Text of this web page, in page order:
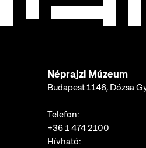
Néprajzi Múzeum
Budapest 1146, Dózsa
Telefon:
+36 1 474 2100
Hívható: